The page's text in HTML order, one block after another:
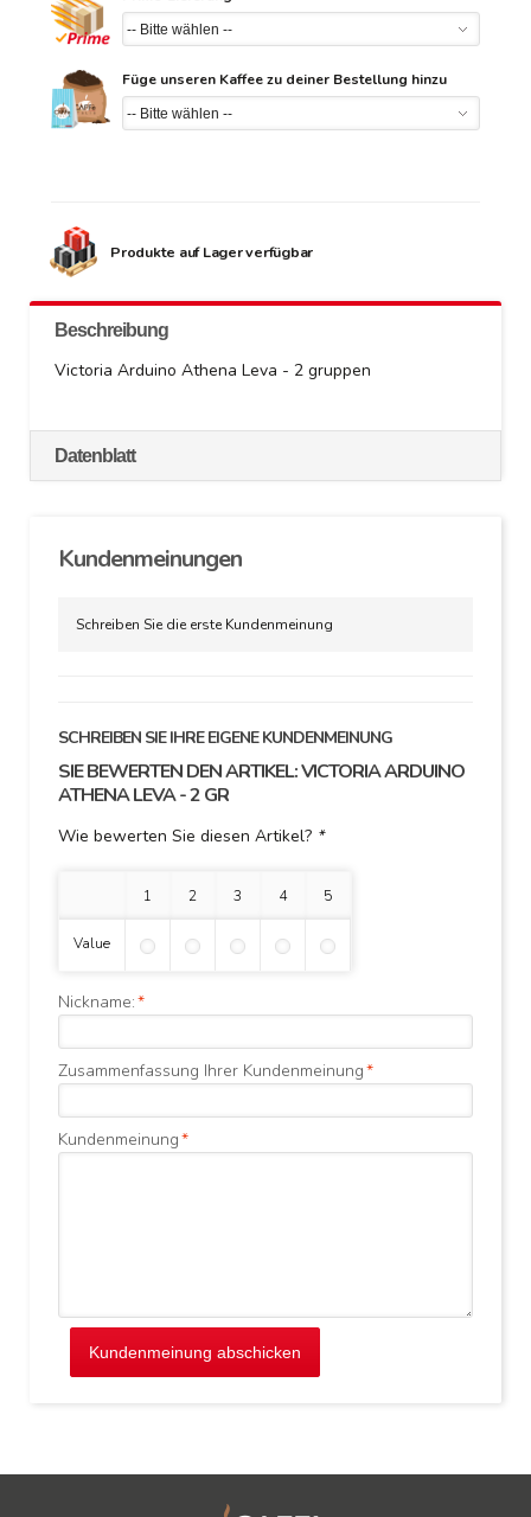
Füge unseren Kaffee zu deiner Bestellung hinzu
Produkte auf Lager verfügbar
Beschreibung
Victoria Arduino Athena Leva - 2 gruppen
Datenblatt
Kundenmeinungen
Schreiben Sie die erste Kundenmeinung
SCHREIBEN SIE IHRE EIGENE KUNDENMEINUNG
SIE BEWERTEN DEN ARTIKEL:VICTORIA ARDUINO
ATHENA LEVA - 2 GR
Wie bewerten Sie diesen Artikel? *
1 Stern 2 Sterne3 Sterne4 Sterne5 Sterne
Value
*
Nickname:
*
Zusammenfassung Ihrer Kundenmeinung
*
Kundenmeinung
Kundenmeinung abschicken